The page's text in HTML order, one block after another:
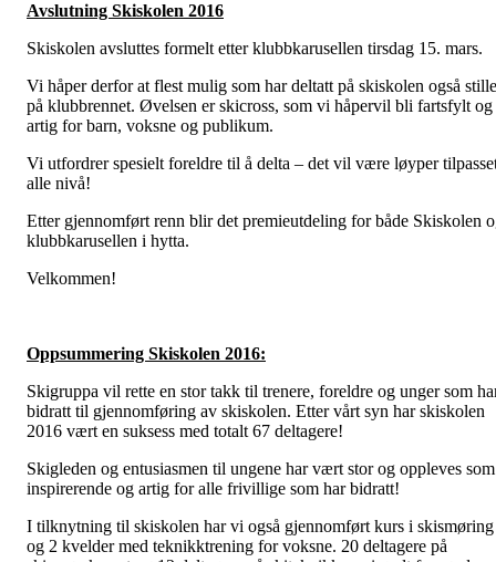
Avslutning Skiskolen 2016
Skiskolen avsluttes formelt etter klubbkarusellen tirsdag 15. mars.
Vi håper derfor at flest mulig som har deltatt på skiskolen også
på klubbrennet. Øvelsen er skicross, som vi håpervil bli fartsfylt og
artig for barn, voksne og publikum.
Vi utfordrer spesielt foreldre til å delta – det vil være løyper
alle nivå!
Etter gjennomført renn blir det premieutdeling for både Skiskolen
klubbkarusellen i hytta.
Velkommen!
Oppsummering Skiskolen 2016:
Skigruppa vil rette en stor takk til trenere, foreldre og unger som
bidratt til gjennomføring av skiskolen. Etter vårt syn har skiskolen
2016 vært en suksess med totalt 67 deltagere!
Skigleden og entusiasmen til ungene har vært stor og oppleves som
inspirerende og artig for alle frivillige som har bidratt!
I tilknytning til skiskolen har vi også gjennomført kurs i skismøring
og 2 kvelder med teknikktrening for voksne. 20 deltagere på